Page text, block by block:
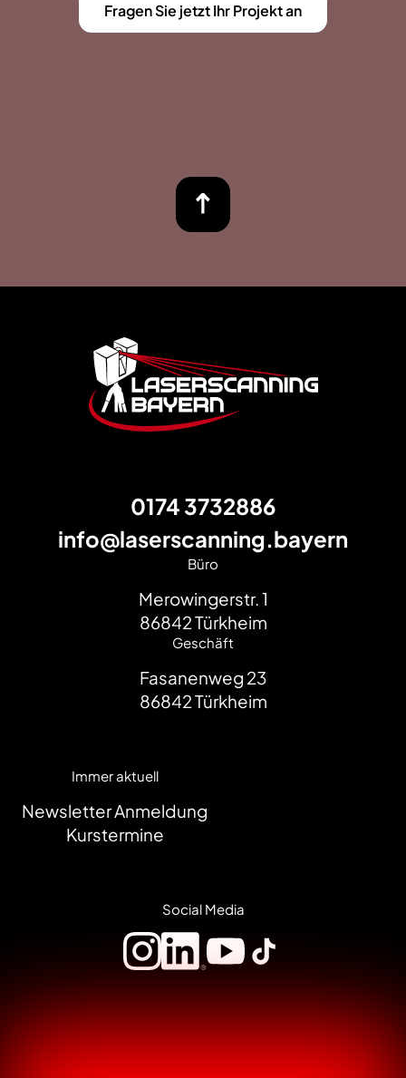
Fragen Sie jetzt Ihr Projekt an
0174 3732886
info@laserscanning.bayern
Büro
Merowingerstr. 1
86842Türkheim
Geschäft
Fasanenweg 23
86842Türkheim
Immer aktuell
Newsletter Anmeldung
Kurstermine
Social Media